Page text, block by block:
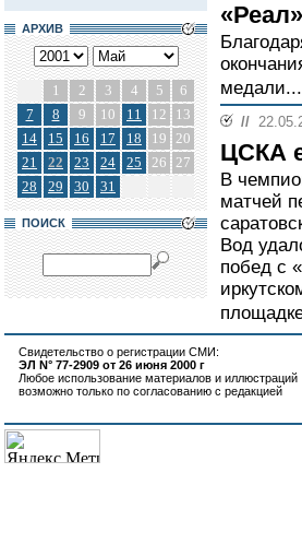
АРХИВ
1 2 3 4 5
6
7
8 9 10 11 12
13
14
15 16 17 18 19 20
21
22 23 24 25 26 27
28
29 30 31
ПОИСК
медали...
//
ЦСКА
В
матчей
Вод
побед с
Свидетельство о регистрации СМИ:
ЭЛ N° 77-2909 от 26 июня 2000 г
Любое использование материалов и иллюстраций
возможно только по согласованию с редакцией